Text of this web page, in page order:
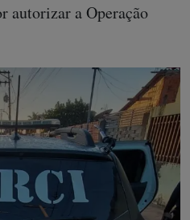
autorizar a Operação